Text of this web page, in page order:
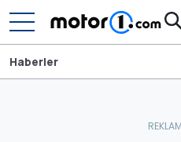
Haberler